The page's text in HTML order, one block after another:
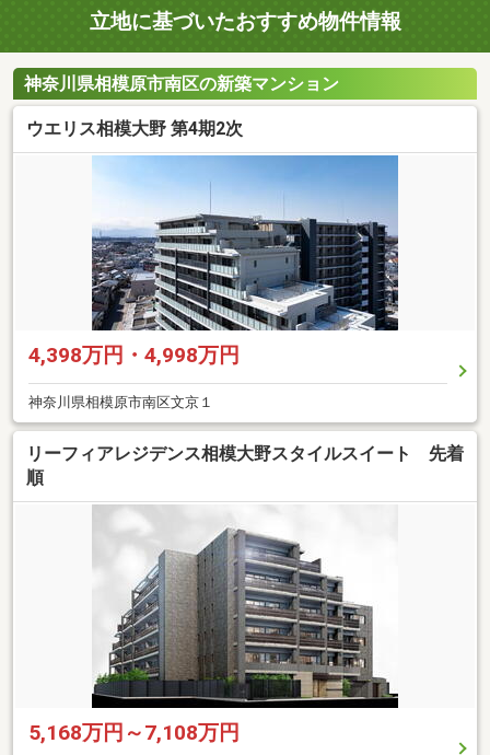
立地に基づいたおすすめ物件情報
神奈川県相模原市南区の新築マンション
ウエリス相模大野 第4期2次
4,398万円・4,998万円
神奈川県相模原市南区文京１
リーフィアレジデンス相模大野スタイルスイート 先着
順
5,168万円～7,108万円